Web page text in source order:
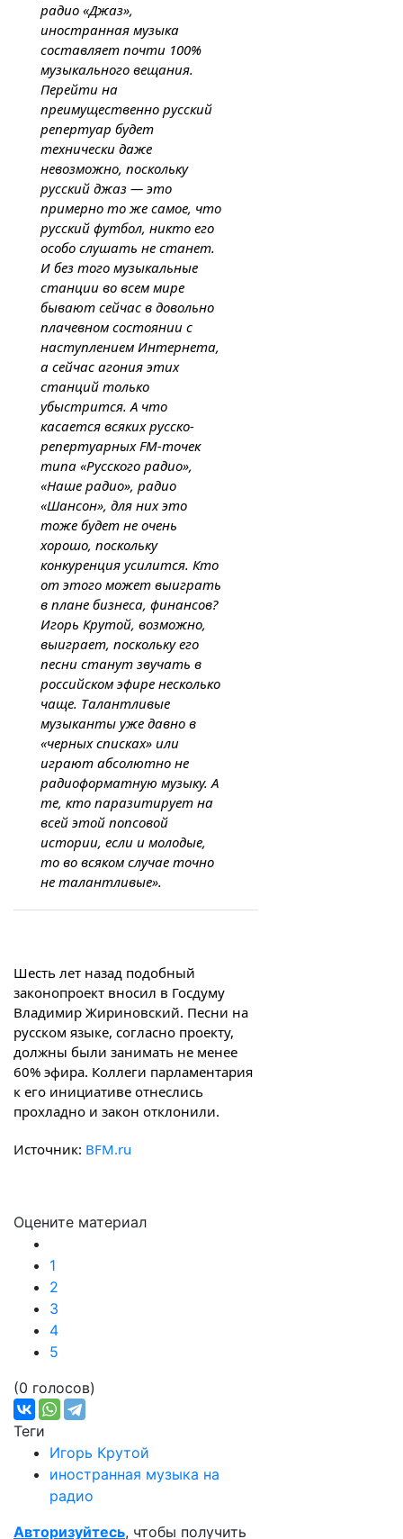
радио «Джаз»,
иностранная музыка
составляет почти 100%
музыкального вещания.
Перейти на
преимущественно русский
репертуар будет
технически даже
невозможно, поскольку
русский джаз — это
примерно то же самое, что
русский футбол, никто его
особо слушать не станет.
И без того музыкальные
станции во всем мире
бывают сейчас в довольно
плачевном состоянии с
наступлением Интернета,
а сейчас агония этих
станций только
убыстрится. А что
касается всяких русско-
репертуарных FM-точек
типа «Русского радио»,
«Наше радио», радио
«Шансон», для них это
тоже будет не очень
хорошо, поскольку
конкуренция усилится. Кто
от этого может выиграть
в плане бизнеса, финансов?
Игорь Крутой, возможно,
выиграет, поскольку его
песни станут звучать в
российском эфире несколько
чаще. Талантливые
музыканты уже давно в
«черных списках» или
играют абсолютно не
радиоформатную музыку. А
те, кто паразитирует на
всей этой попсовой
истории, если и молодые,
то во всяком случае точно
не талантливые».
Шесть лет назад подобный
законопроект вносил в Госдуму
Владимир Жириновский. Песни на
русском языке, согласно проекту,
должны были занимать не менее
60% эфира. Коллеги парламентария
к его инициативе отнеслись
прохладно и закон отклонили.
Источник: BFM.ru
Оцените материал
1
2
3
4
5
(0 голосов)
Теги
Игорь Крутой
иностранная музыка на
радио
Авторизуйтесь, чтобы получить